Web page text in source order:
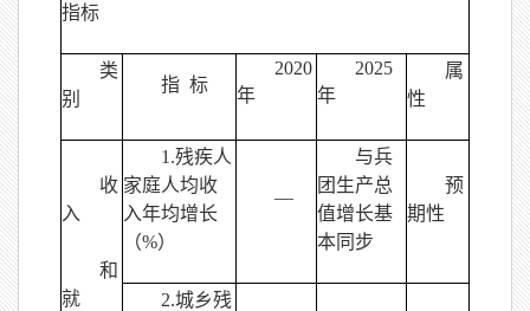
指标
类
别
指 标
2020
年
2025
年
属
性
收
入
和
就
1.残疾人
家庭人均收
入年均增长
（%）
—
与兵
团生产总
值增长基
本同步
预
期性
2.城乡残